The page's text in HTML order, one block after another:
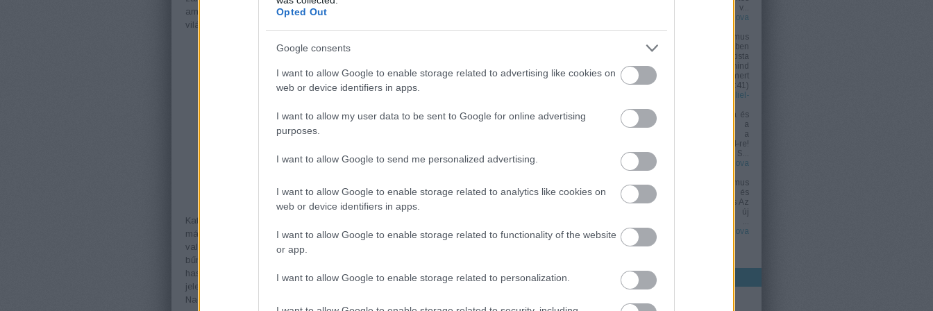
Opted Out
Google consents
I want to allow Google to enable storage related to advertising like cookies on
web or device identifiers in apps.
I want to allow my user data to be sent to Google for online advertising
purposes.
I want to allow Google to send me personalized advertising.
I want to allow Google to enable storage related to analytics like cookies on
web or device identifiers in apps.
I want to allow Google to enable storage related to functionality of the website
or app.
I want to allow Google to enable storage related to personalization.
változtatást szeretnénk v...
Jehova
Az adventizmus
átnevezése Szégyenükben
ezek a második adventista
gyülekezetek mind
megváltoztatták a nevüket, mert
má...
2026.04.05. 18:41 )
Jehova Tanúi és a „Gamáliel-
Jani Takacs:
A bukás Újra és
határozottabban mondták a
világnak: "Azt mondjuk a
világnak: Tekintsetek 1844-re!
Az Úr eljön idén!" S...
2026.04.05. 18:32
Jehova
Tanúi és a „Gamáliel-elv”
Az adventizmus
felemelkedése, bukása és
átnevezései A felemelkedés Az
1820-as években egy új
(2026.04.05. 18:31
Jehova
Tanúi és a „Gamáliel-elv”
1918 (2
amint tovább folytatja a harcot, hogy Jehova Tanúi gyülekezeteit a gyermekek számára
világszerte biztonságosabbá tegye.
Kathleen Conti megingathatatlanul támogatta lányát a jogi csatározás során
Kathleen nagyon is értékeli e jogi csatározás mérhetetlen következményeit és azt, hogy
másokat is állásfoglalásra bátorít. A JWsurvey-nek így nyilatkozott: “Ez nem olyan, mint egy
vallásszabadságról vagy adózási állapotról vívott bírósági csata, ez a gyermekek elleni
bűncselekményekről szól.” Elmondta, hogy mostanra már növekvő számban terveznek
hasonló pereket, amelyeket Conti ügye inspirált és amelyekről az Őrtorony Társulatnak
jelenleg nincs tudomása. Megjegyezte: “Ez sokkal rosszabb, mint ahogy először hallottam.
Nagyon kellemetlen lesz nekik.”